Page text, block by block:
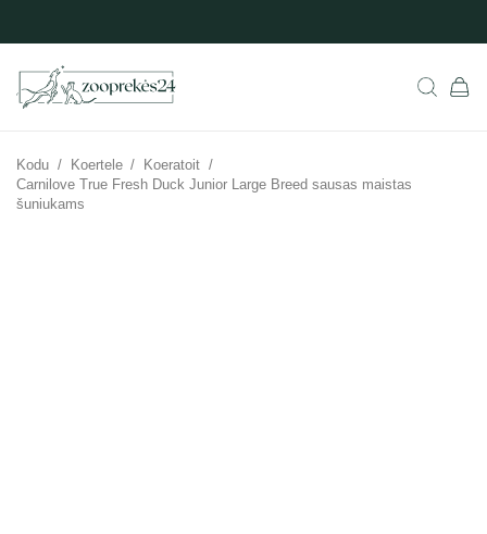
Kodu / Koertele / Koeratoit /
Carnilove True Fresh Duck Junior Large Breed sausas maistas
šuniukams